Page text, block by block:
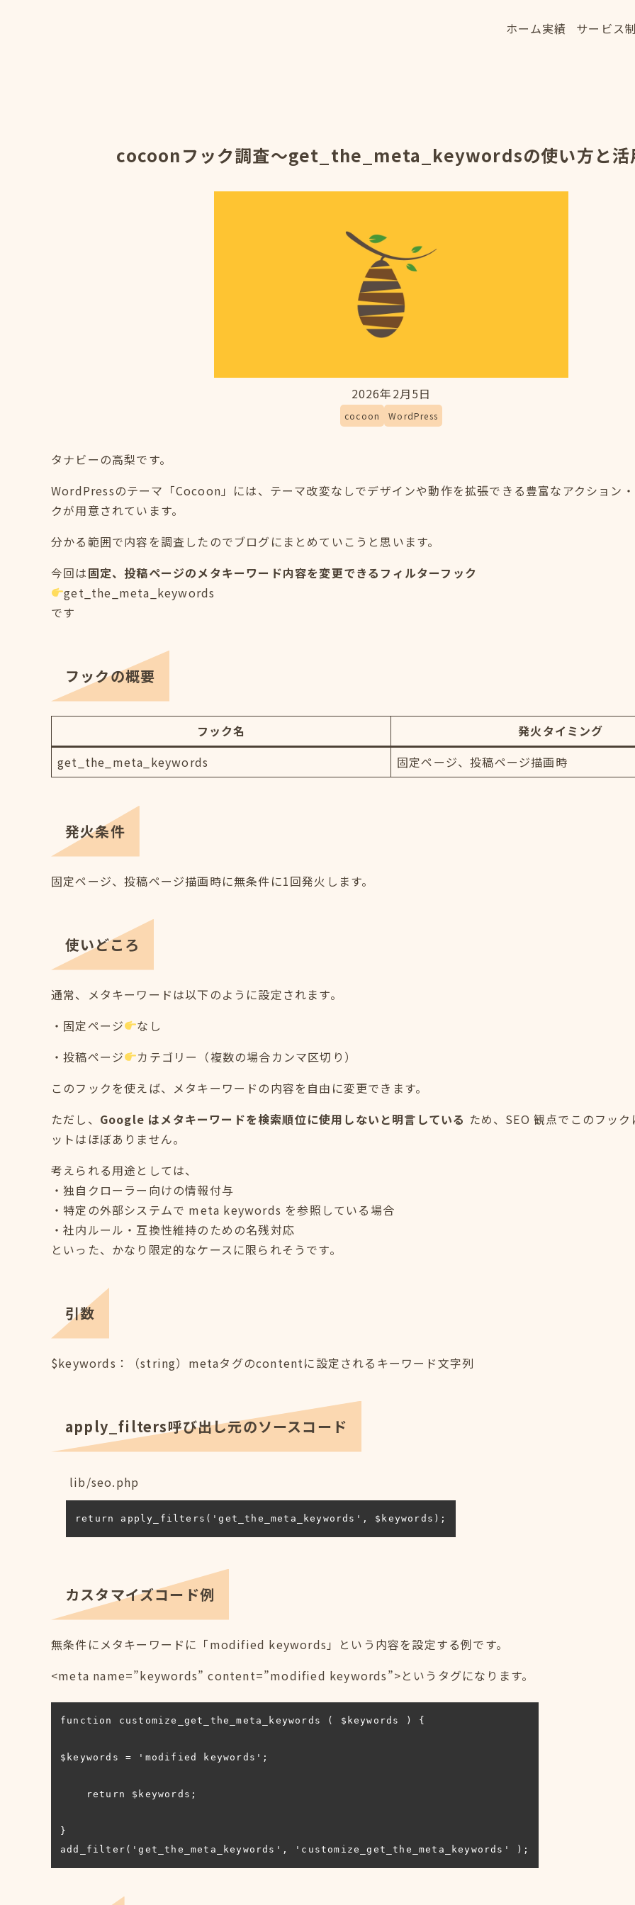
ホーム実績
サービス
cocoonフック調査～get_the_meta_keywordsの使い方と活
2026年2月5日
cocoon WordPress
タナビーの高梨です。
WordPressのテーマ「Cocoon」には、テーマ改変なしでデザインや動作を拡張できる豊富なアクション
クが用意されています。
分かる範囲で内容を調査したのでブログにまとめていこうと思います。
今回は固定、投稿ページのメタキーワード内容を変更できるフィルターフック
get_the_meta_keywords
です
フックの概要
フック名
発火タイミング
get_the_meta_keywords
固定ページ、投稿ページ描画時
発火条件
固定ページ、投稿ページ描画時に無条件に1回発火します。
使いどころ
通常、メタキーワードは以下のように設定されます。
・固定ページ
なし
・投稿ページ
カテゴリー（複数の場合カンマ区切り）
このフックを使えば、メタキーワードの内容を自由に変更できます。
ただし、 Google はメタキーワードを検索順位に使用しないと明言している ため、SEO 観点でこのフッ
ットはほぼありません。
考えられる用途としては、
・独自クローラー向けの情報付与
・特定の外部システムで meta keywords を参照している場合
・社内ルール・互換性維持のための名残対応
といった、かなり限定的なケースに限られそうです。
引数
$keywords：（string）metaタグのcontentに設定されるキーワード文字列
apply_filters呼び出し元のソースコード
lib/seo.php
return apply_filters('get_the_meta_keywords', $keywords);
カスタマイズコード例
無条件にメタキーワードに「modified keywords」という内容を設定する例です。
<meta name=”keywords” content=”modified keywords”>というタグになります。
function customize_get_the_meta_keywords ( $keywords ) {
$keywords = 'modified keywords';
}
add_filter('get_the_meta_keywords', 'customize_get_the_meta_keywords' );